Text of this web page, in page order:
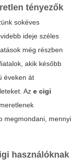
tényezők
sokéves
ideje széles
még részben
akik később
éveken át
Az e cigi
megmondani, mennyi
használóknak